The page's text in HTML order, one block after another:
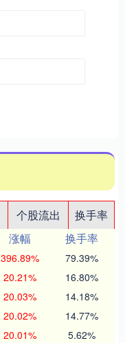
个股流出
换手率
涨幅
换手率
396.89% 79.39%
20.21% 16.80%
20.03% 14.18%
20.02% 14.77%
20.01% 5.62%